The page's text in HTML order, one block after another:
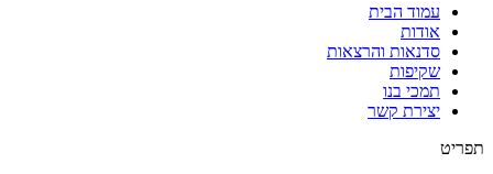
עמוד הבית
אודות
סדנאות והרצאות
שקיפות
תמכי בנו
יצירת קשר
תפריט